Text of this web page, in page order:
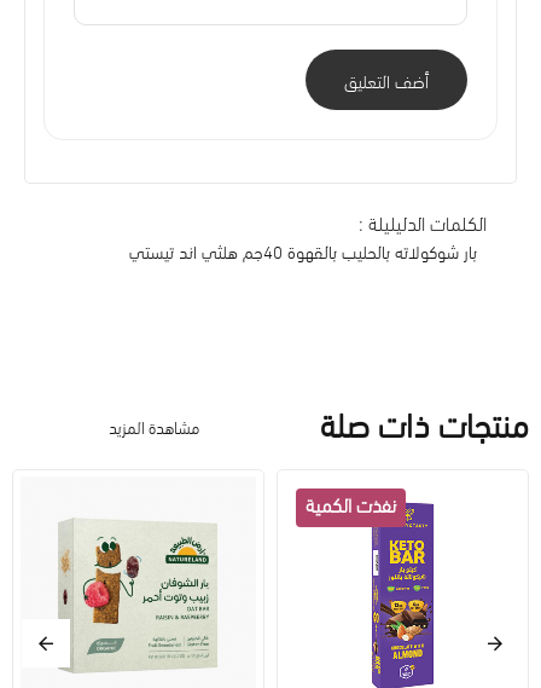
أضف التعليق
الكلمات الدليليلة :
بار شوكولاته بالحليب بالقهوة 40جم هلثي اند تيستي
منتجات ذات صلة مشاهدة المزيد